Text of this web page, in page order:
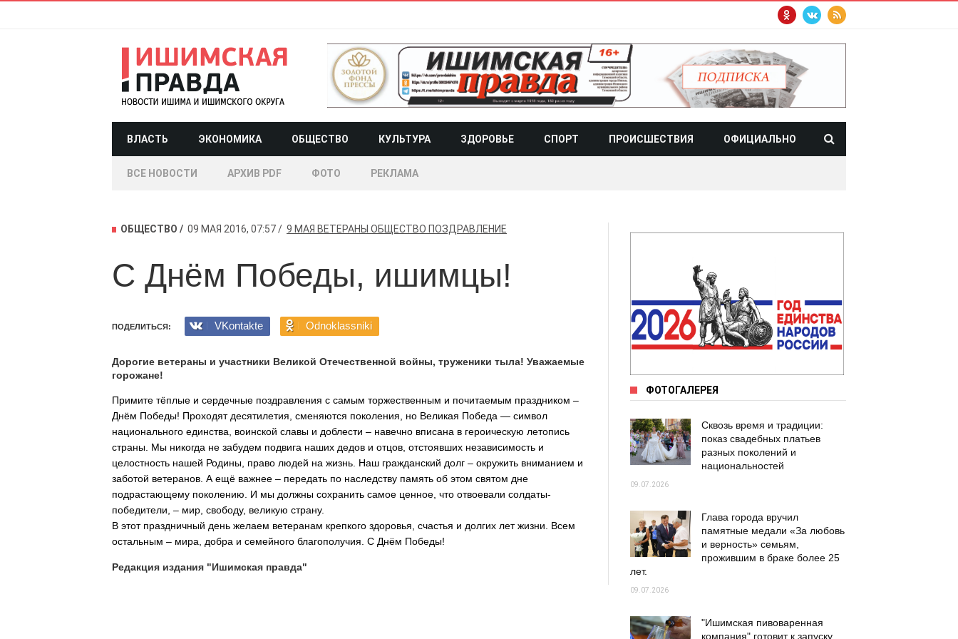
ВЛАСТЬ ЭКОНОМИКА ОБЩЕСТВО КУЛЬТУРА ЗДОРОВЬЕ СПОРТ ПРОИСШЕСТВИЯ ОФИЦИАЛЬНО
ВСЕ НОВОСТИ АРХИВ PDF ФОТО РЕКЛАМА
ОБЩЕСТВО 09 МАЯ 2016, 07:57 9 МАЯ ВЕТЕРАНЫ ОБЩЕСТВО ПОЗДРАВЛЕНИЕ
С Днём Победы, ишимцы!
ПОДЕЛИТЬСЯ: VKontakte Odnoklassniki
Дорогие ветераны и участники Великой Отечественной войны, труженики тыла! Уважаемые
горожане!
Примите тёплые и сердечные поздравления с самым торжественным и почитаемым праздником –
Днём Победы! Проходят десятилетия, сменяются поколения, но Великая Победа — символ
национального единства, воинской славы и доблести – навечно вписана в героическую летопись
страны. Мы никогда не забудем подвига наших дедов и отцов, отстоявших независимость и
целостность нашей Родины, право людей на жизнь. Наш гражданский долг – окружить вниманием и
заботой ветеранов. А ещё важнее – передать по наследству память об этом святом дне
подрастающему поколению. И мы должны сохранить самое ценное, что отвоевали солдаты-
победители, – мир, свободу, великую страну.
В этот праздничный день желаем ветеранам крепкого здоровья, счастья и долгих лет жизни. Всем
остальным – мира, добра и семейного благополучия. С Днём Победы!
Редакция издания "Ишимская правда"
ФОТОГАЛЕРЕЯ
Сквозь время и традиции:
показ свадебных платьев
разных поколений и
национальностей
09.07.2026
Глава города вручил
памятные медали «За любовь
и верность» семьям,
прожившим в браке более 25
лет.
09.07.2026
"Ишимская пивоваренная
компания" готовит к запуску